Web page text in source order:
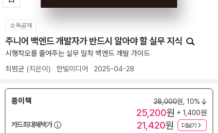
소득공제
주니어 백엔드 개발자가 반드시 알아야 할 실무 지식
시행착오를 줄여주는 실무 밀착 백엔드 개발 가이드
최범균 (지은이) 한빛미디어 2025-04-28
종이책 28,000원, 10%
25,200원 + 1,400원
카드최대혜택가
21,420원 더보기